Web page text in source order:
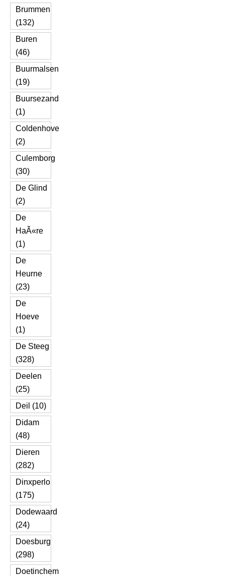
Brummen
(132)
Buren
(46)
Buurmalsen
(19)
Buursezand
(1)
Coldenhove
(2)
Culemborg
(30)
De Glind
(2)
De
HaÃ«re
(1)
De
Heurne
(23)
De
Hoeve
(1)
De Steeg
(328)
Deelen
(25)
Deil (10)
Didam
(48)
Dieren
(282)
Dinxperlo
(175)
Dodewaard
(24)
Doesburg
(298)
Doetinchem